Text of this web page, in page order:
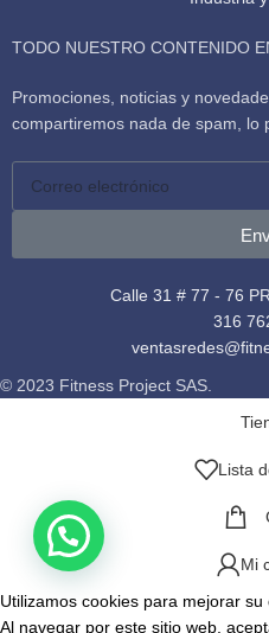
TODO NUESTRO CONTENIDO
Promociones, noticias y
compartiremos nada de spam, lo
Calle 31 # 77 - 76
316
© 2023 Fitness Project SAS.
Lista
Mi
Utilizamos cookies para mejorar
Al navegar por este sitio web,